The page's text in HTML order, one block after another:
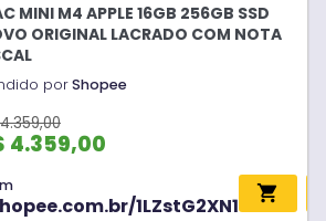
MINI M4 APPLE 16GB 256GB SSD
ORIGINAL LACRADO COM NOTA
porShopee
4.359,00
1LZstG2XN1
shopping_cart